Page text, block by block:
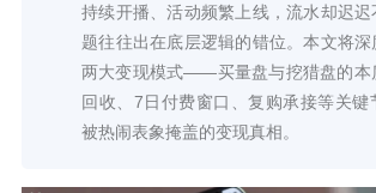
持续开播、活动频繁上线，流水却迟
题往往出在底层逻辑的错位。本文将
两大变现模式——买量盘与挖猎盘的本
回收、7日付费窗口、复购承接等关键
被热闹表象掩盖的变现真相。